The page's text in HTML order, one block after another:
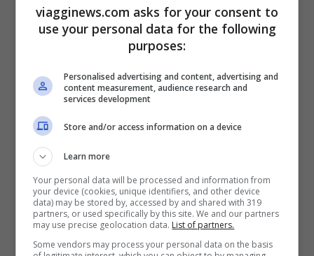
rappresentato dalla favolosaBaia di
, che a guadarla in foto potrebbe
Thailandia o del Vietnam del Sud. La Baia
ha una spiaggia dalla sabbia bianchissima
e un mare dall’acqua cristallina e turchese.
Tutto intorno c’è la vegetazione sub-
tropicale. Alcune piante, simili ai pini
marittimi del nostro Mediterraneo,
potrebbero far pensare alle coste della
viagginews.com asks for your consent to
use your personal data for the following
purposes:
Personalised advertising and content, advertising and
content measurement, audience research and
services development
Store and/or access information on a device
Learn more
Your personal data will be processed and information from
your device (cookies, unique identifiers, and other device
data) may be stored by, accessed by and shared with 319
partners, or used specifically by this site. We and our partners
may use precise geolocation data. List of partners.
Some vendors may process your personal data on the basis